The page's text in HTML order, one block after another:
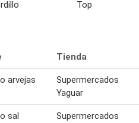
Top
Tienda
arvejas
Supermercados
Yaguar
sal
Supermercados